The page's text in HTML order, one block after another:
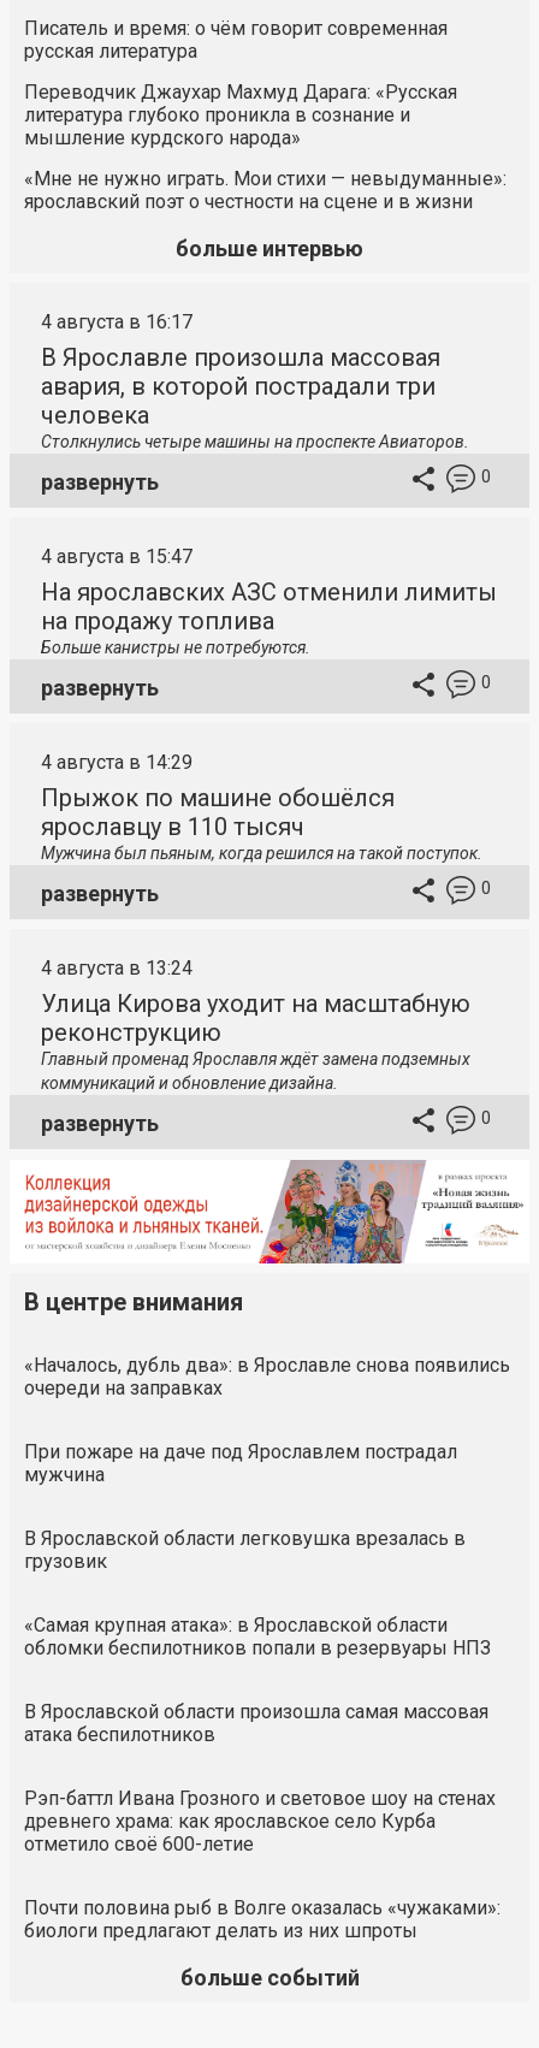
Писатель и время: о чём говорит современная
русская литература
Переводчик Джаухар Махмуд Дарага: «Русская
литература глубоко проникла в сознание и
мышление курдского народа»
«Мне не нужно играть. Мои стихи — невыдуманные»:
ярославский поэт о честности на сцене и в жизни
больше интервью
4 августа в 16:17
В Ярославле произошла массовая
авария, в которой пострадали три
человека
Столкнулись четыре машины на проспекте Авиаторов.
развернуть 0
4 августа в 15:47
На ярославских АЗС отменили лимиты
на продажу топлива
Больше канистры не потребуются.
развернуть 0
4 августа в 14:29
Прыжок по машине обошёлся
ярославцу в 110 тысяч
Мужчина был пьяным, когда решился на такой поступок.
развернуть 0
4 августа в 13:24
Улица Кирова уходит на масштабную
реконструкцию
Главный променад Ярославля ждёт замена подземных
коммуникаций и обновление дизайна.
развернуть 0
В центре внимания
«Началось, дубль два»: в Ярославле снова появились
очереди на заправках
При пожаре на даче под Ярославлем пострадал
мужчина
В Ярославской области легковушка врезалась в
грузовик
«Самая крупная атака»: в Ярославской области
обломки беспилотников попали в резервуары НПЗ
В Ярославской области произошла самая массовая
атака беспилотников
Рэп-баттл Ивана Грозного и световое шоу на стенах
древнего храма: как ярославское село Курба
отметило своё 600-летие
Почти половина рыб в Волге оказалась «чужаками»:
биологи предлагают делать из них шпроты
больше событий